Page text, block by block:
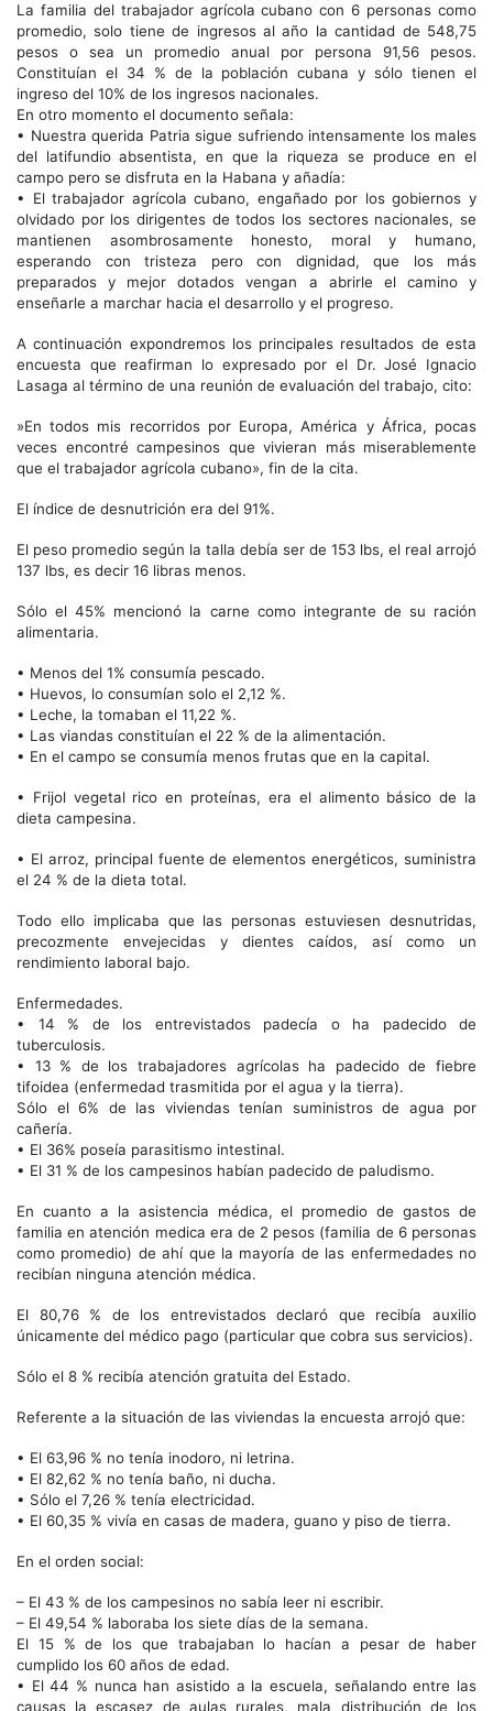
La familia del trabajador agrícola cubano con 6 personas como
promedio, solo tiene de ingresos al año la cantidad de 548,75
pesos o sea un promedio anual por persona 91,56 pesos.
Constituían el 34 % de la población cubana y sólo tienen el
ingreso del 10% de los ingresos nacionales.
En otro momento el documento señala:
• Nuestra querida Patria sigue sufriendo intensamente los males
del latifundio absentista, en que la riqueza se produce en el
campo pero se disfruta en la Habana y añadía:
• El trabajador agrícola cubano, engañado por los gobiernos y
olvidado por los dirigentes de todos los sectores nacionales, se
mantienen asombrosamente honesto, moral y humano,
esperando con tristeza pero con dignidad, que los más
preparados y mejor dotados vengan a abrirle el camino y
enseñarle a marchar hacia el desarrollo y el progreso.
A continuación expondremos los principales resultados de esta
encuesta que reafirman lo expresado por el Dr. José Ignacio
Lasaga al término de una reunión de evaluación del trabajo, cito:
»En todos mis recorridos por Europa, América y África, pocas
veces encontré campesinos que vivieran más miserablemente
que el trabajador agrícola cubano», fin de la cita.
El índice de desnutrición era del 91%.
El peso promedio según la talla debía ser de 153 lbs, el real arrojó
137 lbs, es decir 16 libras menos.
Sólo el 45% mencionó la carne como integrante de su ración
alimentaria.
• Menos del 1% consumía pescado.
• Huevos, lo consumían solo el 2,12 %.
• Leche, la tomaban el 11,22 %.
• Las viandas constituían el 22 % de la alimentación.
• En el campo se consumía menos frutas que en la capital.
• Frijol vegetal rico en proteínas, era el alimento básico de la
dieta campesina.
• El arroz, principal fuente de elementos energéticos, suministra
el 24 % de la dieta total.
Todo ello implicaba que las personas estuviesen desnutridas,
precozmente envejecidas y dientes caídos, así como un
rendimiento laboral bajo.
Enfermedades.
• 14 % de los entrevistados padecía o ha padecido de
tuberculosis.
• 13 % de los trabajadores agrícolas ha padecido de fiebre
tifoidea (enfermedad trasmitida por el agua y la tierra).
Sólo el 6% de las viviendas tenían suministros de agua por
cañería.
• El 36% poseía parasitismo intestinal.
• El 31 % de los campesinos habían padecido de paludismo.
En cuanto a la asistencia médica, el promedio de gastos de
familia en atención medica era de 2 pesos (familia de 6 personas
como promedio) de ahí que la mayoría de las enfermedades no
recibían ninguna atención médica.
El 80,76 % de los entrevistados declaró que recibía auxilio
únicamente del médico pago (particular que cobra sus servicios).
Sólo el 8 % recibía atención gratuita del Estado.
Referente a la situación de las viviendas la encuesta arrojó que:
• El 63,96 % no tenía inodoro, ni letrina.
• El 82,62 % no tenía baño, ni ducha.
• Sólo el 7,26 % tenía electricidad.
• El 60,35 % vivía en casas de madera, guano y piso de tierra.
En el orden social:
– El 43 % de los campesinos no sabía leer ni escribir.
– El 49,54 % laboraba los siete días de la semana.
El 15 % de los que trabajaban lo hacían a pesar de haber
cumplido los 60 años de edad.
• El 44 % nunca han asistido a la escuela, señalando entre las
causas la escasez de aulas rurales, mala distribución de los